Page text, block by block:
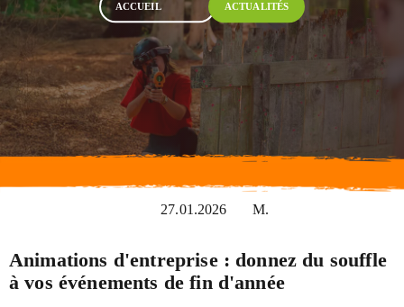
ACCUEIL ACTUALITÉS
27.01.2026 M.
Animations d'entreprise : donnez du souffle
à vos événements de fin d'année